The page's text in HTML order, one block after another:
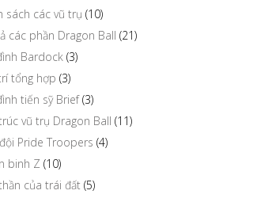
sách các vũ trụ (10)
các phần Dragon Ball (21)
Bardock (3)
tổng hợp (3)
tiến sỹ Brief(3)
vũ trụ Dragon Ball (11)
Pride Troopers (4)
binh Z (10)
của trái đất (5)